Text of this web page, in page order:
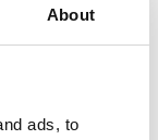
About
ads, to